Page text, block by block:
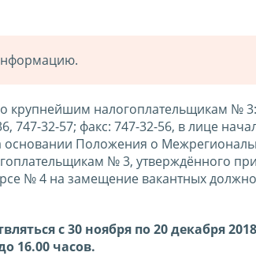
налогоплательщикам №
747-32-57; факс: 747-32-56, в лице
основании Положения о
№ 3, утверждённого
№ 4 на замещение вакантных
с 30 ноября по 20 декабря
16.00 часов.